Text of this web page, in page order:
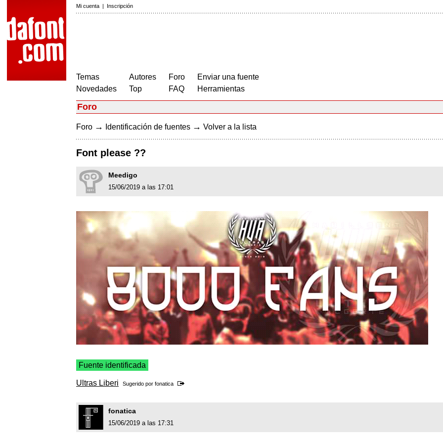
Mi cuenta | Inscripción
Temas
Novedades
Autores
Top
Foro
FAQ
Enviar una fuente
Herramientas
Foro
Foro → Identificación de fuentes → Volver a la lista
Font please ??
Meedigo
15/06/2019 a las 17:01
Fuente identificada
Ultras Liberi Sugerido por fonatica
fonatica
15/06/2019 a las 17:31